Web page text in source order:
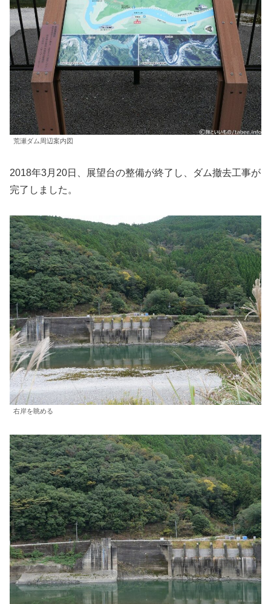
荒瀬ダム周辺案内図
2018年3月20日、展望台の整備が終了し、ダム撤去工事が
完了しました。
右岸を眺める